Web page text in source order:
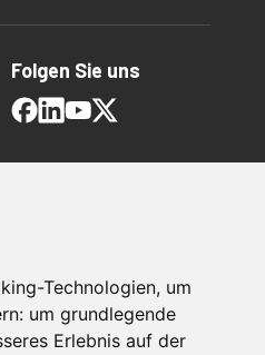
Technologien, um
um grundlegende
Erlebnis auf der
Folgen Sie uns